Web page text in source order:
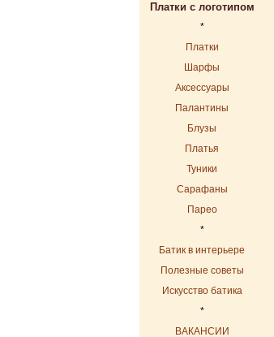
Платки с логотипом
*
Платки
Шарфы
Аксессуары
Палантины
Блузы
Платья
Туники
Сарафаны
Парео
*
Батик в интерьере
Полезные советы
Искусство батика
*
ВАКАНСИИ